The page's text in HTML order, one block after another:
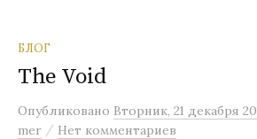
м
о
м
у
БЛОГ
The Void
Опубликовано Вторник, 21 декабря
mer / Нет комментариев